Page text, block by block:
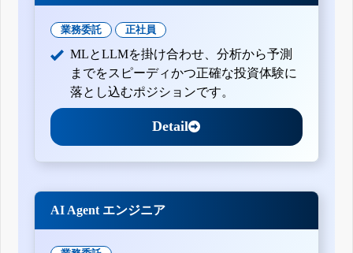
業務委託 正社員
MLとLLMを掛け合わせ、分析から予測
までをスピーディかつ正確な投資体験に
落とし込むポジションです。
Detail
AI Agent エンジニア